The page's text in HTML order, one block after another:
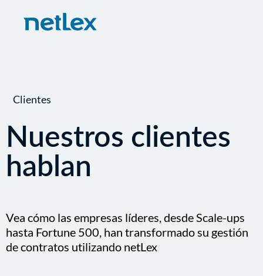
Clientes
Nuestros clientes
hablan
Vea cómo las empresas líderes, desde Scale-ups
hasta Fortune 500, han transformado su gestión
de contratos utilizando netLex